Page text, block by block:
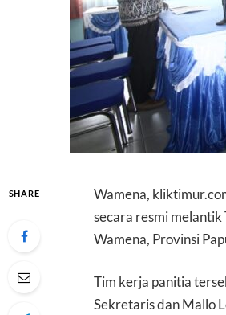
SHARE
Wamena,
secara resmi
Wamena, Provinsi
Tim kerja panitia
Sekretaris dan Mallo